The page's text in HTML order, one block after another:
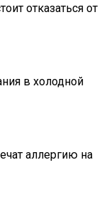
отказаться от
в холодной
аллергию на